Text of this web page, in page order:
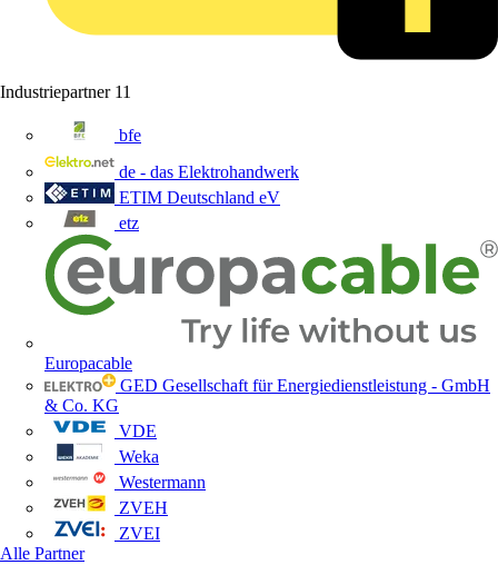
Industriepartner 11
bfe
de - das Elektrohandwerk
ETIM Deutschland eV
etz
Europacable
GED Gesellschaft für Energiedienstleistung - GmbH
& Co. KG
VDE
Weka
Westermann
ZVEH
ZVEI
Alle Partner